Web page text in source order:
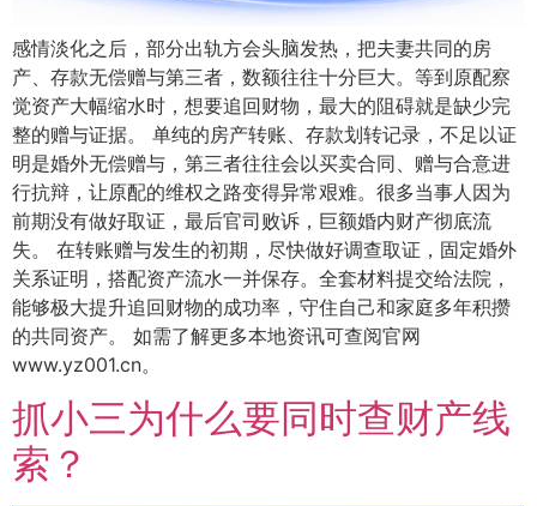
感情淡化之后，部分出轨方会头脑发热，把夫妻共同的房
产、存款无偿赠与第三者，数额往往十分巨大。等到原配察
觉资产大幅缩水时，想要追回财物，最大的阻碍就是缺少完
整的赠与证据。 单纯的房产转账、存款划转记录，不足以证
明是婚外无偿赠与，第三者往往会以买卖合同、赠与合意进
行抗辩，让原配的维权之路变得异常艰难。很多当事人因为
前期没有做好取证，最后官司败诉，巨额婚内财产彻底流
失。 在转账赠与发生的初期，尽快做好调查取证，固定婚外
关系证明，搭配资产流水一并保存。全套材料提交给法院，
能够极大提升追回财物的成功率，守住自己和家庭多年积攒
的共同资产。 如需了解更多本地资讯可查阅官网
www.yz001.cn。
抓小三为什么要同时查财产线
索？